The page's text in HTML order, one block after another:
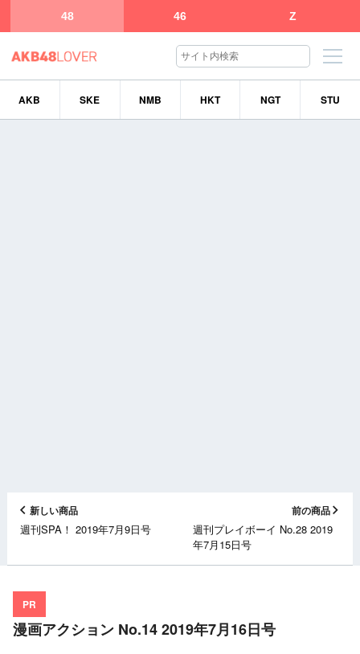
48 46 Z
AKB SKE NMB HKT NGT STU
新しい商品
週刊SPA！ 2019年7月9日号
前の商品
週刊プレイボーイ No.28 2019
年7月15日号
PR
漫画アクション No.14 2019年7月16日号